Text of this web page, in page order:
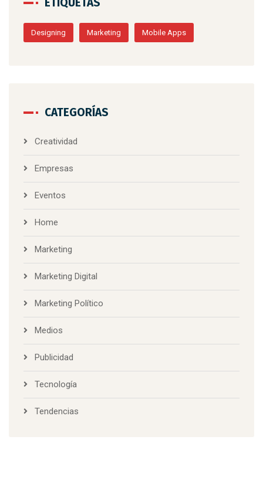
ETIQUETAS
Designing Marketing Mobile Apps
CATEGORÍAS
Creatividad
Empresas
Eventos
Home
Marketing
Marketing Digital
Marketing Político
Medios
Publicidad
Tecnología
Tendencias